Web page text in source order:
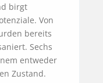
birgt
Von
bereits
Sechs
entweder
Zustand.